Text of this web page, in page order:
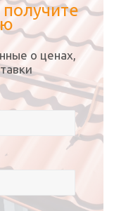
получите
о ценах,